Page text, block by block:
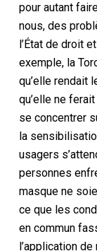
pour autant
nous, des
l’État de droit
exemple, la
qu’elle rendait
qu’elle ne
se concentrer
la
usagers
personnes
masque ne
ce que les
en commun
l’application